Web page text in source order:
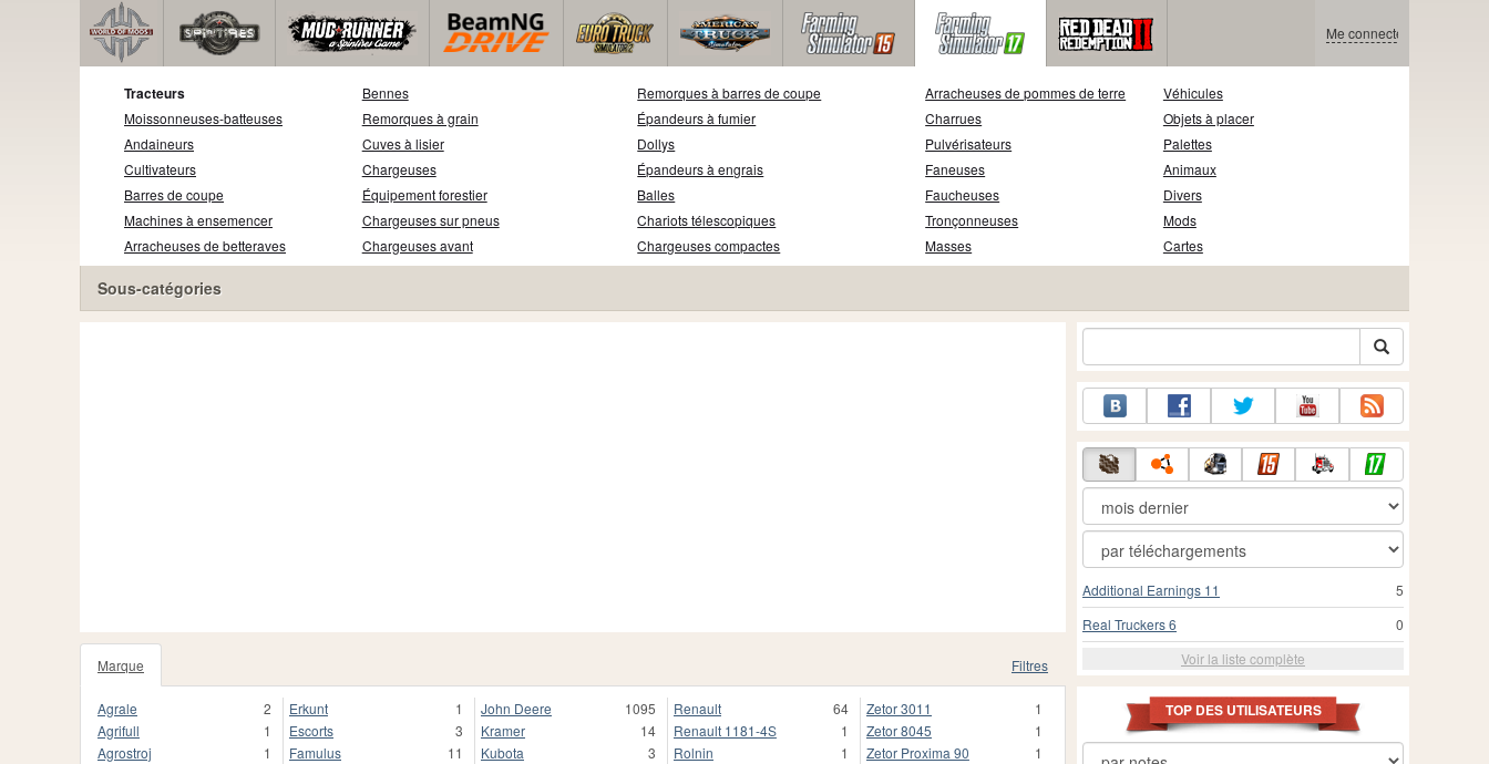
Me connecter
Tracteurs
Moissonneuses-batteuses
Andaineurs
Cultivateurs
Barres de coupe
Machines à ensemencer
Arracheuses de betteraves
Bennes
Remorques à grain
Cuves à lisier
Chargeuses
Équipement forestier
Chargeuses sur pneus
Chargeuses avant
Remorques à barres de coupe
Épandeurs à fumier
Dollys
Épandeurs à engrais
Balles
Chariots télescopiques
Chargeuses compactes
Arracheuses de pommes de terre
Charrues
Pulvérisateurs
Faneuses
Faucheuses
Tronçonneuses
Masses
Véhicules
Objets à placer
Palettes
Animaux
Divers
Mods
Cartes
Sous-catégories
Marque
Filtres
1020
Agrale
2
Agrifull
1
Agrostroj
1
Erkunt
1
Escorts
3
Famulus
11
John Deere
1095
Kramer
14
Kubota
3
Renault
64
Renault 1181-4S
1
Rolnin
1
Zetor 3011
1
Zetor 8045
1
Zetor Proxima 90
1
5
Additional Earnings 11
0
Real Truckers 6
Voir la liste complète
TOP DES UTILISATEURS